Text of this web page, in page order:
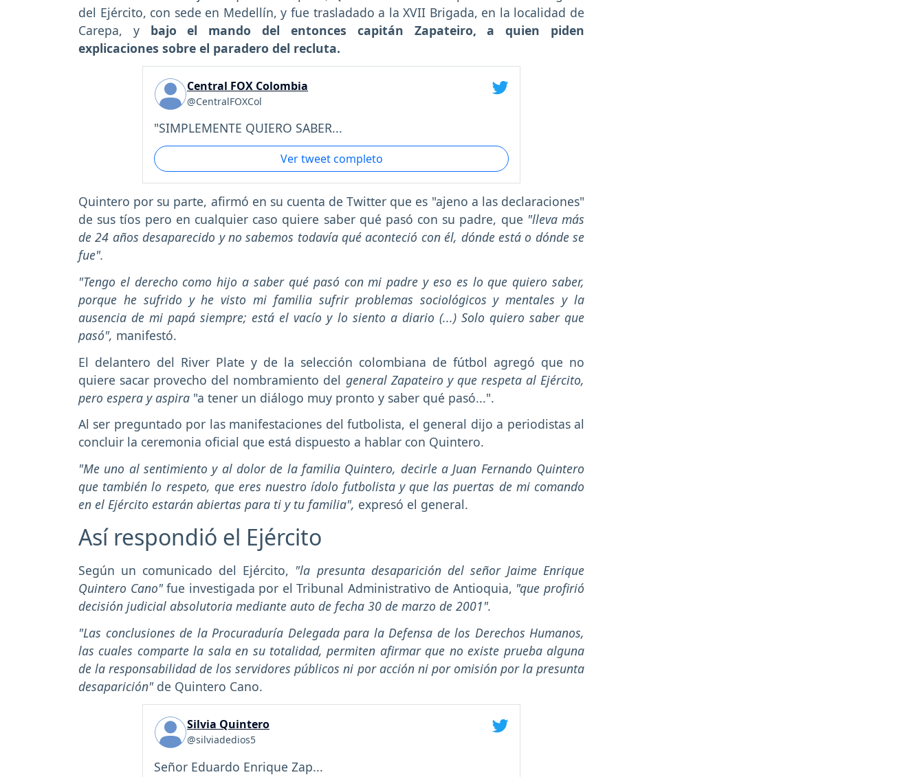
del Ejército, con sede en Medellín, y fue trasladado a la XVII Brigada, en la localidad de
Carepa, ybajo el mando del entonces capitán Zapateiro, a quien piden
explicaciones sobre el paradero del recluta.
Central FOX Colombia
@CentralFOXCol
"SIMPLEMENTE QUIERO SABER...
Ver tweet completo
Quintero por su parte, afirmó en su cuenta de Twitter que es "ajeno a las declaraciones"
de sus tíos pero en cualquier caso quiere saber qué pasó con su padre, que "lleva más
de 24 años desaparecido y no sabemos todavía qué aconteció con él, dónde está o dónde se
fue".
"Tengo el derecho como hijo a saber qué pasó con mi padre y eso es lo que quiero saber,
porque he sufrido y he visto mi familia sufrir problemas sociológicos y mentales y la
ausencia de mi papá siempre; está el vacío y lo siento a diario (...) Solo quiero saber que
pasó", manifestó.
El delantero del River Plate y de la selección colombiana de fútbol agregó que no
quiere sacar provecho del nombramiento del general Zapateiro y que respeta al Ejército,
pero espera y aspira "a tener un diálogo muy pronto y saber qué pasó...".
Al ser preguntado por las manifestaciones del futbolista, el general dijo a periodistas al
concluir la ceremonia oficial que está dispuesto a hablar con Quintero.
"Me uno al sentimiento y al dolor de la familia Quintero, decirle a Juan Fernando Quintero
que también lo respeto, que eres nuestro ídolo futbolista y que las puertas de mi comando
en el Ejército estarán abiertas para ti y tu familia", expresó el general.
Así respondió el Ejército
Según un comunicado del Ejército, "la presunta desaparición del señor Jaime Enrique
Quintero Cano"fue investigada por el Tribunal Administrativo de Antioquia, "que profirió
decisión judicial absolutoria mediante auto de fecha 30 de marzo de 2001".
"Las conclusiones de la Procuraduría Delegada para la Defensa de los Derechos Humanos,
las cuales comparte la sala en su totalidad, permiten afirmar que no existe prueba alguna
de la responsabilidad de los servidores públicos ni por acción ni por omisión por la presunta
desaparición" de Quintero Cano.
Silvia Quintero
@silviadedios5
Señor Eduardo Enrique Zap...